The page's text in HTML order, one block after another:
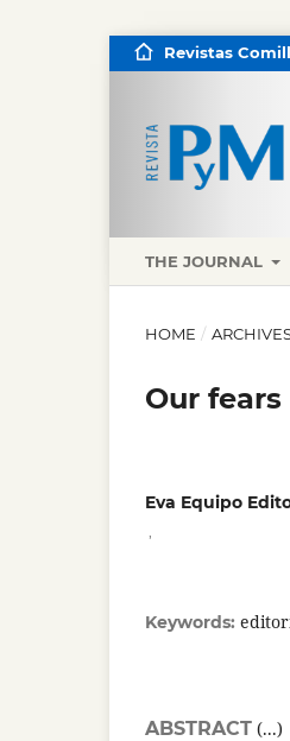
THE JOURNAL
Revistas
HOME /
Our fears
Eva Equipo
Keywords:
ABSTRACT (...)